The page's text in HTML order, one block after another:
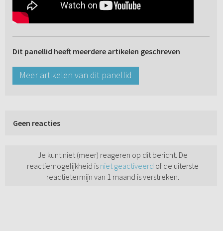
Dit panellid heeft meerdere artikelen geschreven
Meer artikelen van dit panellid
Geen reacties
Je kunt niet (meer) reageren op dit bericht. De
reactiemogelijkheid is niet geactiveerd of de uiterste
reactietermijn van 1 maand is verstreken.